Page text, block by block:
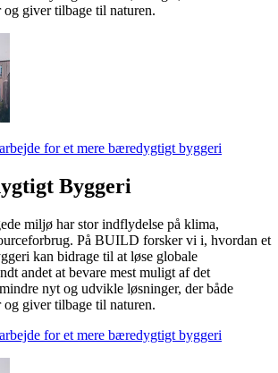
og giver tilbage til naturen.
for et mere bæredygtigt byggeri
Byggeri
miljø har stor indflydelse på klima,
På BUILD forsker vi i, hvordan et
kan bidrage til at løse globale
andet at bevare mest muligt af det
nyt og udvikle løsninger, der både
og giver tilbage til naturen.
for et mere bæredygtigt byggeri